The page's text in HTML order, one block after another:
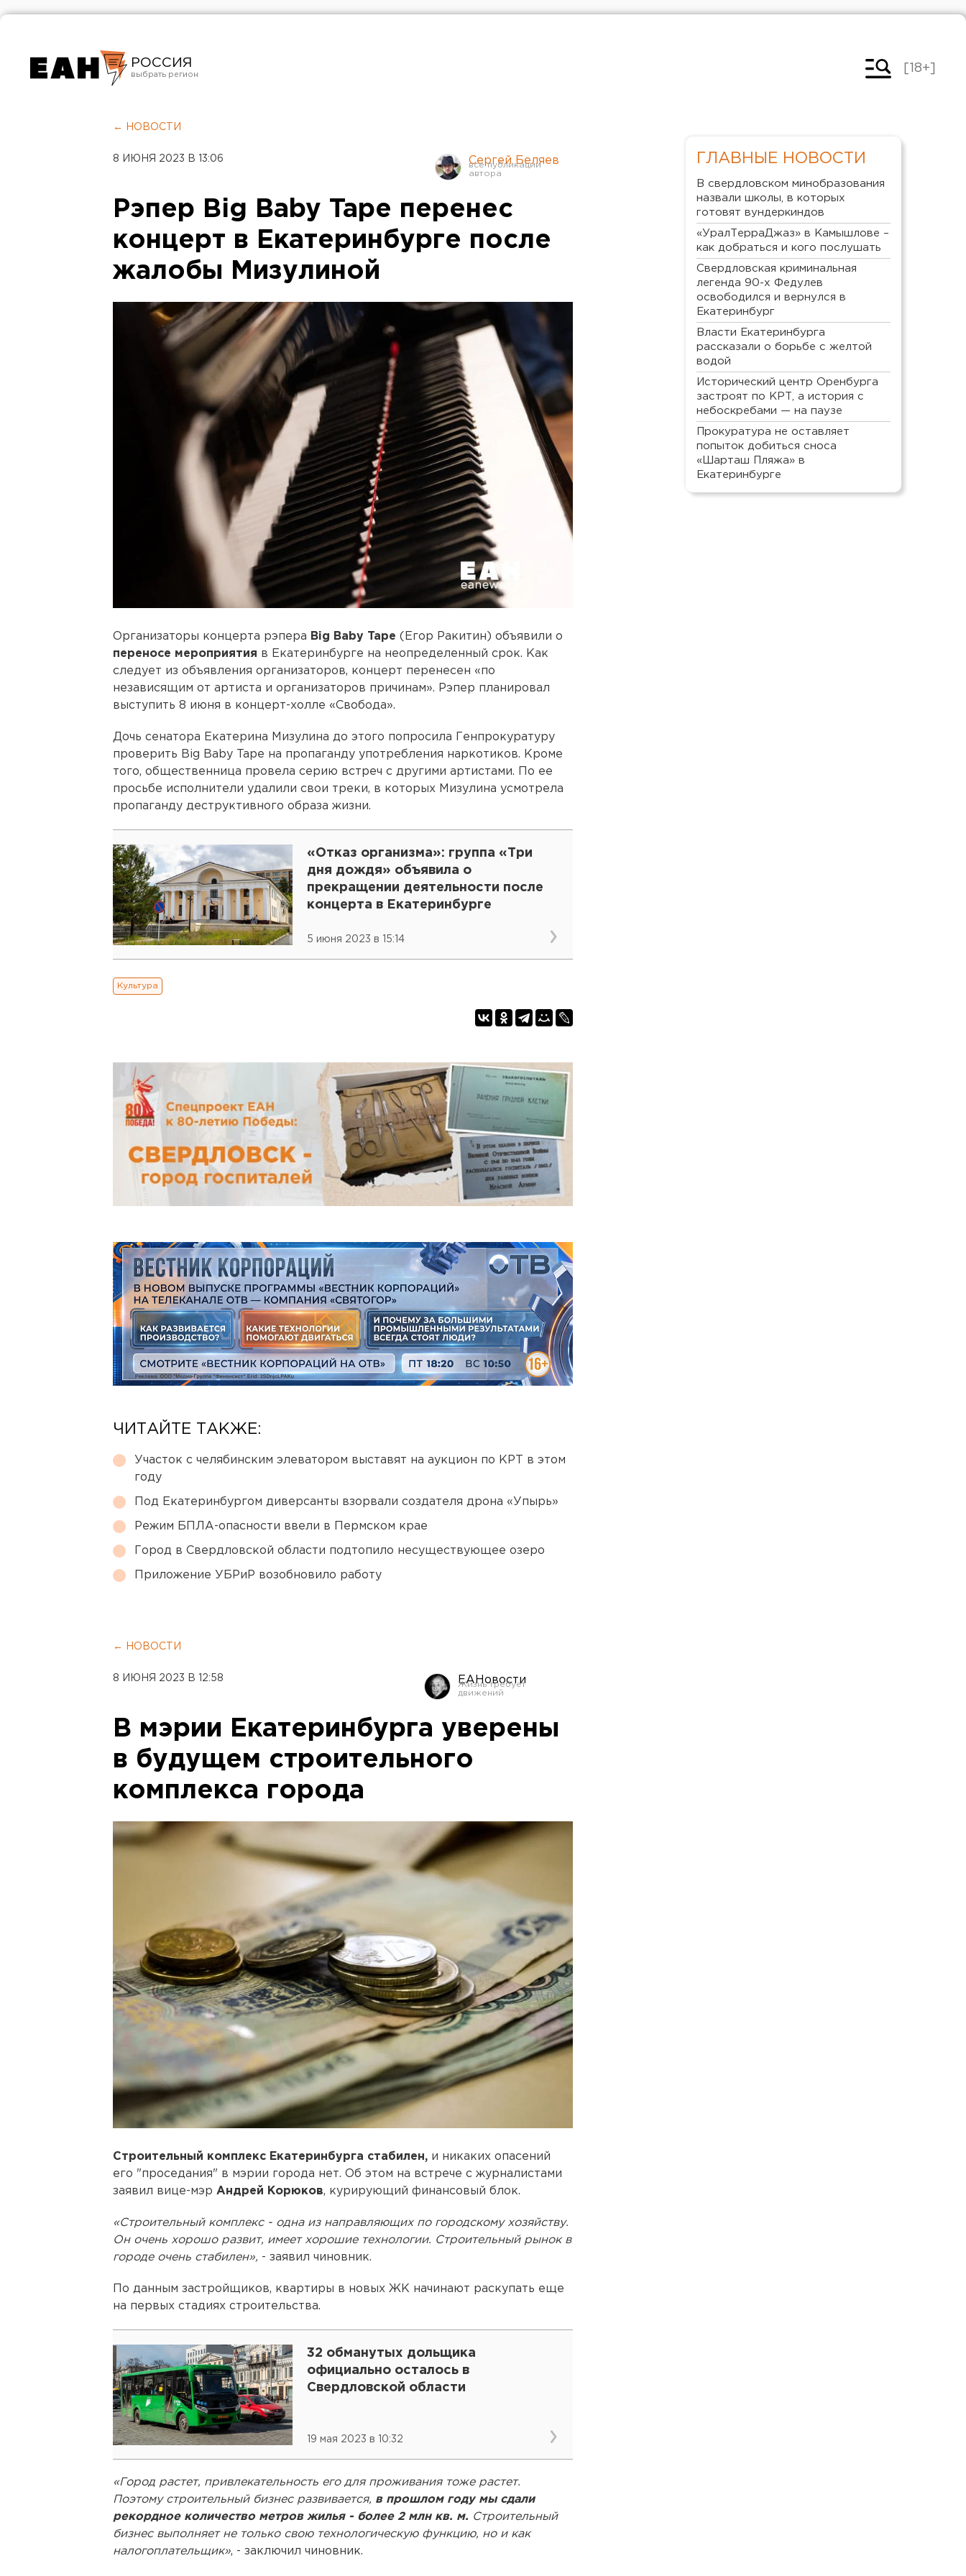
РОССИЯ
Челябинск
[18+]
← НОВОСТИ
8 ИЮНЯ 2023 В 13:06 Сергей Беляев
Рэпер Big Baby Tape перенес
концерт в Екатеринбурге после
жалобы Мизулиной
Организаторы концерта рэпера Big Baby Tape (Егор Ракитин) объявили о
переносе мероприятия в Екатеринбурге на неопределенный срок. Как
следует из объявления организаторов, концерт перенесен «по
независящим от артиста и организаторов причинам». Рэпер планировал
выступить 8 июня в концерт-холле «Свобода».
Дочь сенатора Екатерина Мизулина до этого попросила Генпрокуратуру
проверить Big Baby Tape на пропаганду употребления наркотиков. Кроме
того, общественница провела серию встреч с другими артистами. По ее
просьбе исполнители удалили свои треки, в которых Мизулина усмотрела
пропаганду деструктивного образа жизни.
«Отказ организма»: группа «Три
дня дождя» объявила о
прекращении деятельности после
концерта в Екатеринбурге
5 июня 2023 в 15:14
Культура
ЧИТАЙТЕ ТАКЖЕ:
Участок с челябинским элеватором выставят на аукцион по КРТ в этом
году
Под Екатеринбургом диверсанты взорвали создателя дрона «Упырь»
Режим БПЛА-опасности ввели в Пермском крае
Город в Свердловской области подтопило несуществующее озеро
Приложение УБРиР возобновило работу
← НОВОСТИ
8 ИЮНЯ 2023 В 12:58 ЕАНовости
В мэрии Екатеринбурга уверены
в будущем строительного
комплекса города
Строительный комплекс Екатеринбурга стабилен, и никаких опасений
его "проседания" в мэрии города нет. Об этом на встрече с журналистами
заявил вице-мэр Андрей Корюков, курирующий финансовый блок.
«Строительный комплекс - одна из направляющих по городскому хозяйству.
Он очень хорошо развит, имеет хорошие технологии. Строительный рынок в
городе очень стабилен», - заявил чиновник.
По данным застройщиков, квартиры в новых ЖК начинают раскупать еще
на первых стадиях строительства.
32 обманутых дольщика
официально осталось в
Свердловской области
19 мая 2023 в 10:32
«Город растет, привлекательность его для проживания тоже растет.
Поэтому строительный бизнес развивается, в прошлом году мы сдали
рекордное количество метров жилья - более 2 млн кв. м. Строительный
бизнес выполняет не только свою технологическую функцию, но и как
налогоплательщик», - заключил чиновник.
ГЛАВНЫЕ НОВОСТИ
В свердловском минобразования
назвали школы, в которых
готовят вундеркиндов
«УралТерраДжаз» в Камышлове –
как добраться и кого послушать
Свердловская криминальная
легенда 90-х Федулев
освободился и вернулся в
Екатеринбург
Власти Екатеринбурга
рассказали о борьбе с желтой
водой
Исторический центр Оренбурга
застроят по КРТ, а история с
небоскребами — на паузе
Прокуратура не оставляет
попыток добиться сноса
«Шарташ Пляжа» в
Екатеринбурге